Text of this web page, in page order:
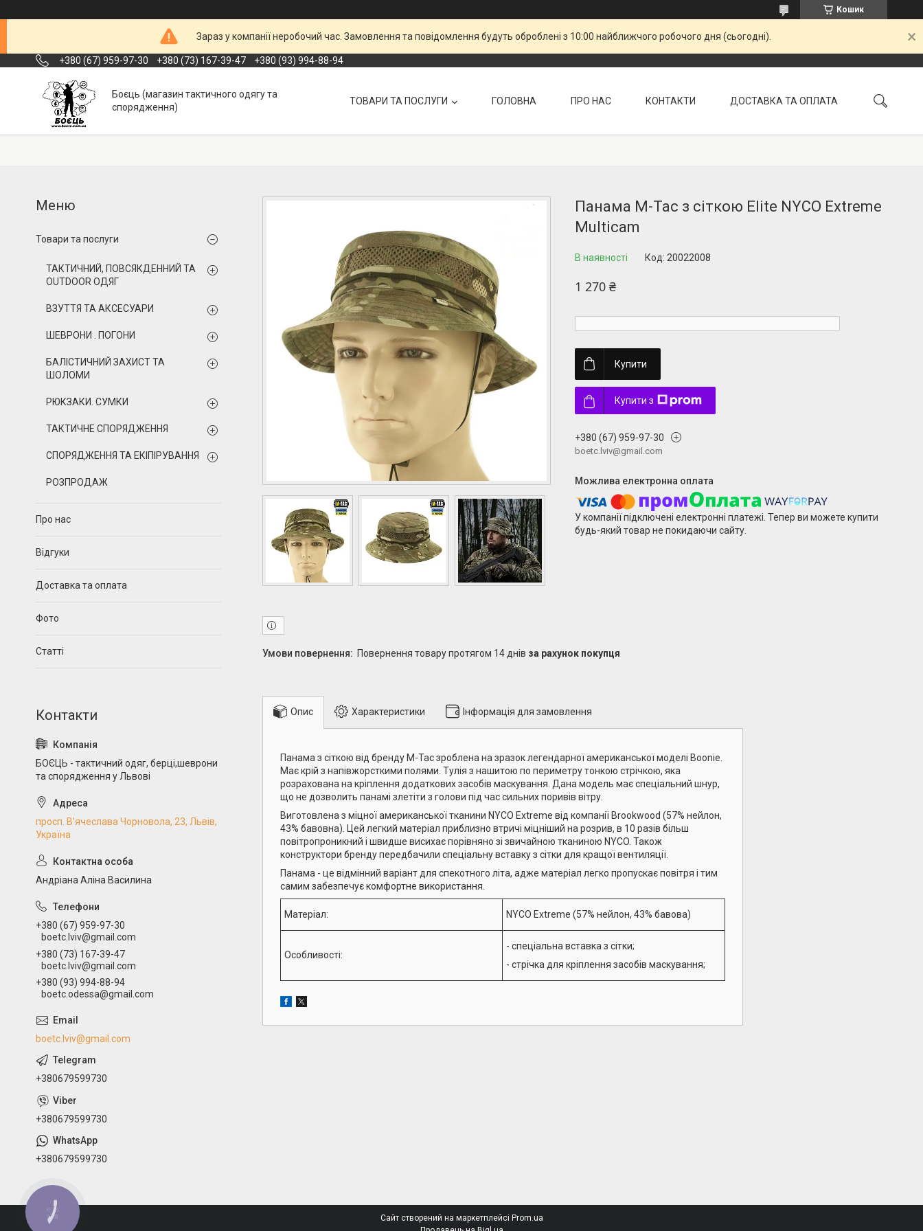
Кошик
Зараз у компанії неробочий час. Замовлення та повідомлення будуть оброблені з 10:00 найближчого робочого дня (сьогодні).
+380 (67) 959-97-30 +380 (73) 167-39-47 +380 (93) 994-88-94
Боєць (магазин тактичного одягу та
спорядження)
ТОВАРИ ТА ПОСЛУГИ ГОЛОВНА ПРО НАС КОНТАКТИ ДОСТАВКА ТА ОПЛАТА
Панама M-Tac з сіткою Elite NYCO Extreme
Multicam
В наявності Код: 20022008
1 270 ₴
Купити
Купити з
+380 (67) 959-97-30
boetc.lviv@gmail.com
У компанії підключені електронні платежі. Тепер ви можете купити
будь-який товар не покидаючи сайту.
повернення товару протягом 14 днів за рахунок покупця
Опис Характеристики Інформація для замовлення
Панама з сіткою від бренду М-Тас зроблена на зразок легендарної американської моделі Boonie.
Має крій з напівжорсткими полями. Тулія з нашитою по периметру тонкою стрічкою, яка
розрахована на кріплення додаткових засобів маскування. Дана модель має спеціальний шнур,
що не дозволить панамі злетіти з голови під час сильних поривів вітру.
Виготовлена з міцної американської тканини NYCO Extreme від компанії Brookwood (57% нейлон,
43% бавовна). Цей легкий матеріал приблизно втричі міцніший на розрив, в 10 разів більш
повітропроникний і швидше висихає порівняно зі звичайною тканиною NYCO. Також
конструктори бренду передбачили спеціальну вставку з сітки для кращої вентиляції.
Панама - це відмінний варіант для спекотного літа, адже матеріал легко пропускає повітря і тим
самим забезпечує комфортне використання.
Матеріал: NYCO Extreme (57% нейлон, 43% бавова)
Особливості:
- спеціальна вставка з сітки;
- стрічка для кріплення засобів маскування;
Товари та послуги
ТАКТИЧНИЙ, ПОВСЯКДЕННИЙ ТА
OUTDOOR ОДЯГ
ВЗУТТЯ ТА АКСЕСУАРИ
ШЕВРОНИ . ПОГОНИ
БАЛІСТИЧНИЙ ЗАХИСТ ТА
ШОЛОМИ
РЮКЗАКИ. СУМКИ
ТАКТИЧНЕ СПОРЯДЖЕННЯ
СПОРЯДЖЕННЯ ТА ЕКІПІРУВАННЯ
РОЗПРОДАЖ
Про нас
Відгуки
Доставка та оплата
Фото
Статті
БОЄЦЬ - тактичний одяг, берці,шеврони
та спорядження у Львові
просп. В’ячеслава Чорновола, 23, Львів,
Україна
Андріана Аліна Василина
+380 (67) 959-97-30
boetc.lviv@gmail.com
+380 (73) 167-39-47
boetc.lviv@gmail.com
+380 (93) 994-88-94
boetc.odessa@gmail.com
boetc.lviv@gmail.com
+380679599730
+380679599730
+380679599730
Сайт створений на маркетплейсі Prom.ua
КНОПКА
ЗВ'ЯЗКУ